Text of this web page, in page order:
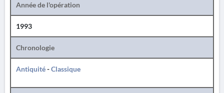
Année de l'opération
1993
Chronologie
Antiquité-Classique